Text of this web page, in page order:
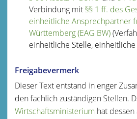
Verbindung mit §§ 1 ff. des
einheitliche Ansprechpartner
Württemberg (EAG BW)
einheitliche Stelle,
Freigabevermerk
Dieser Text entstand in enger
den fachlich zuständigen Stellen.
Wirtschaftsministerium hat